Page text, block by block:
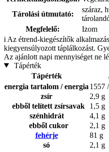
Tárolási útmutató:
száraz,
Megfelelő:
Izom
i Az étrend-kiegészítők
kiegyensúlyozott táplálkozást.
Az ajánlott napi mennyiséget ne
Tápérték
Tápérték
energia tartalom / energia 1557
zsír
2,9 g
ebből telített zsírsavak
1,5 g
szénhidrát
4,1 g
ebből cukor
2,1 g
fehérje
81 g
só
2,1 g